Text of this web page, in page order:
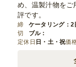
め、温製汁物をご
評です。
締
切
ケータリング：
ブル：
定休日 日・土・祝価